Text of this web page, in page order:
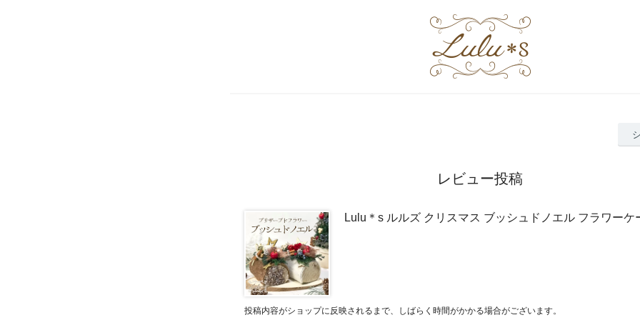
レビュー投稿
Lulu＊s ルルズ クリスマス ブッシュドノエル フラワーケ
投稿内容がショップに反映されるまで、しばらく時間がかかる場合がございます。